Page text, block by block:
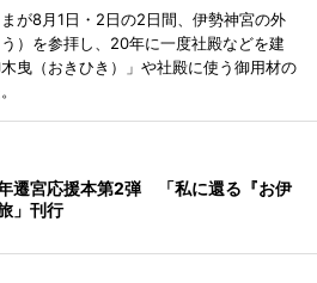
が8月1日・2日の2日間、伊勢神宮の外
）を参拝し、20年に一度社殿などを建
曳（おきひき）」や社殿に使う御用材の
遷宮応援本第2弾 「私に還る『お伊
」刊行